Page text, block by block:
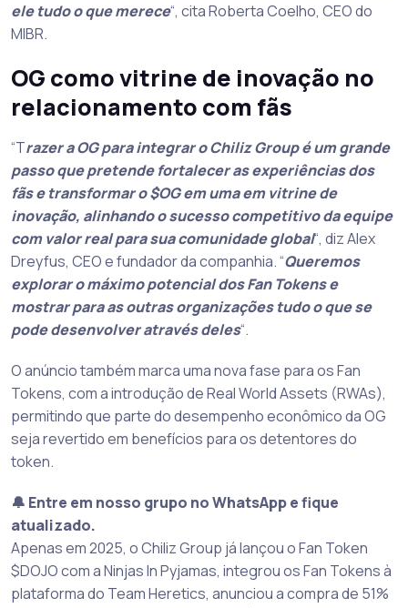
ele tudo o que merece“, cita Roberta Coelho, CEO do
MIBR.
OG como vitrine de inovação no
relacionamento com fãs
“Trazer a OG para integrar o Chiliz Group é um grande
passo que pretende fortalecer as experiências dos
fãs e transformar o $OG em uma em vitrine de
inovação, alinhando o sucesso competitivo da equipe
com valor real para sua comunidade global“, diz Alex
Dreyfus, CEO e fundador da companhia. “Queremos
explorar o máximo potencial dos Fan Tokens e
mostrar para as outras organizações tudo o que se
pode desenvolver através deles“.
O anúncio também marca uma nova fase para os Fan
Tokens, com a introdução de Real World Assets (RWAs),
permitindo que parte do desempenho econômico da OG
seja revertido em benefícios para os detentores do
token.
🔔 Entre em nosso grupo no WhatsApp e fique
atualizado.
Apenas em 2025, o Chiliz Group já lançou o Fan Token
$DOJO com a Ninjas In Pyjamas, integrou os Fan Tokens à
plataforma do Team Heretics, anunciou a compra de 51%